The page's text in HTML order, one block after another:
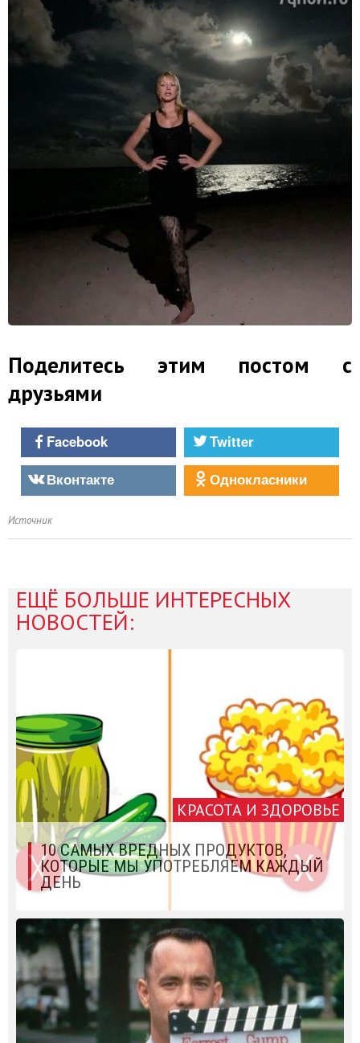
Поделитесь этим постом с
друзьями
Facebook
Twitter
Вконтакте
Однокласники
Источник
ЕЩЁ БОЛЬШЕ ИНТЕРЕСНЫХ
НОВОСТЕЙ:
КРАСОТА И ЗДОРОВЬЕ
10 САМЫХ ВРЕДНЫХ ПРОДУКТОВ,
КОТОРЫЕ МЫ УПОТРЕБЛЯЕМ КАЖДЫЙ
ДЕНЬ